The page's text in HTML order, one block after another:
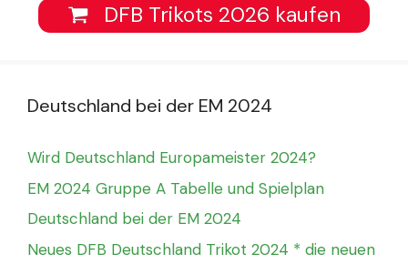
DFB Trikots 2026 kaufen
Deutschland bei der EM 2024
Wird Deutschland Europameister 2024?
EM 2024 Gruppe A Tabelle und Spielplan
Deutschland bei der EM 2024
Neues DFB Deutschland Trikot 2024 * die neuen